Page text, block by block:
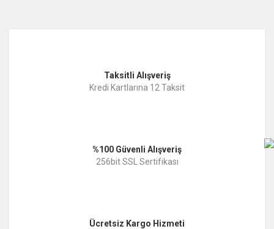
Ürün resmi kalitesiz, bozuk veya görüntülenemiyor.
Ürün fiyatı diğer sitelerden daha pahalı.
Taksitli Alışveriş
Kredi Kartlarına 12 Taksit
%100 Güvenli Alışveriş
256bit SSL Sertifikası
Ücretsiz Kargo Hizmeti